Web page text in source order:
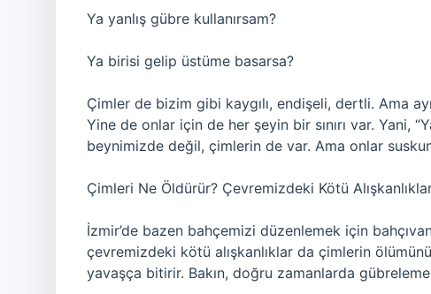
Ya yanlış gübre kullanırsam?
Ya birisi gelip üstüme basarsa?
Çimler de bizim gibi kaygılı, endişeli, dertli. Ama
Yine de onlar için de her şeyin bir sınırı var. Yani,
beynimizde değil, çimlerin de var. Ama onlar
Çimleri Ne Öldürür? Çevremizdeki Kötü
İzmir’de bazen bahçemizi düzenlemek için
çevremizdeki kötü alışkanlıklar da çimlerin
yavaşça bitirir. Bakın, doğru zamanlarda